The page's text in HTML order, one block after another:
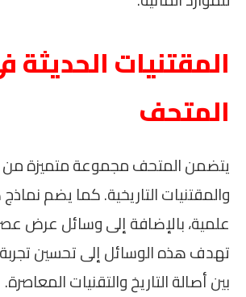
المقتنيات الحديثة
المتحف
يتضمن المتحف مجموعة متميزة من
والمقتنيات التاريخية. كما يضم
علمية، بالإضافة إلى وسائل عرض
تهدف هذه الوسائل إلى تحسين تجربة
بين أصالة التاريخ والتقنيات المعاصرة.